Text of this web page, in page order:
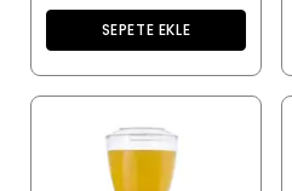
SEPETE EKLE